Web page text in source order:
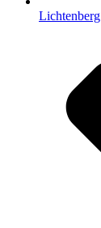
Lichtenberg